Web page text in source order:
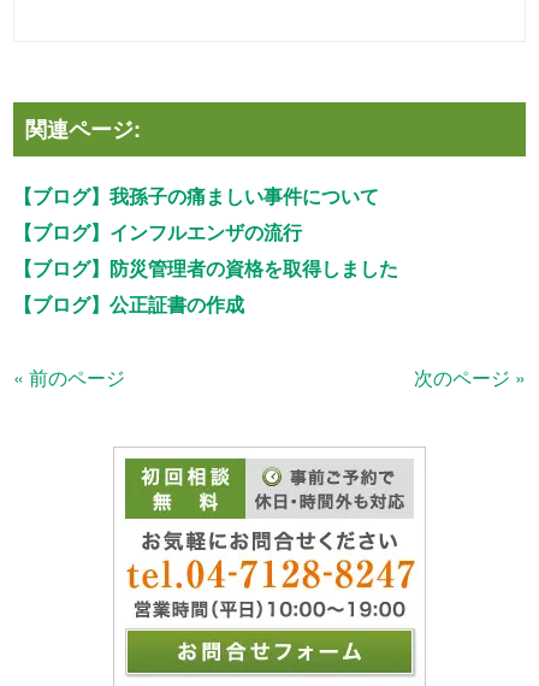
関連ページ:
【ブログ】我孫子の痛ましい事件について
【ブログ】インフルエンザの流行
【ブログ】防災管理者の資格を取得しました
【ブログ】公正証書の作成
« 前のページ 次のページ »